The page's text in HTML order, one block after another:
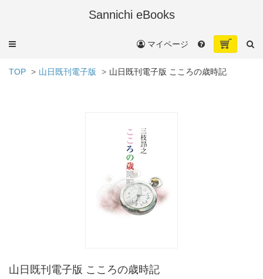
Sannichi eBooks
メ
ュ
マイページ
TOP 山日既刊電子版 山日既刊電子版 こころの歳時記
山日既刊電子版 こころの歳時記